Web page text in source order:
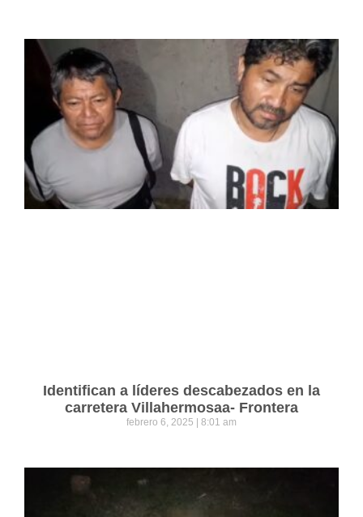
Identifican a líderes descabezados en la
carretera Villahermosaa- Frontera
febrero 6, 2025 8:01 am